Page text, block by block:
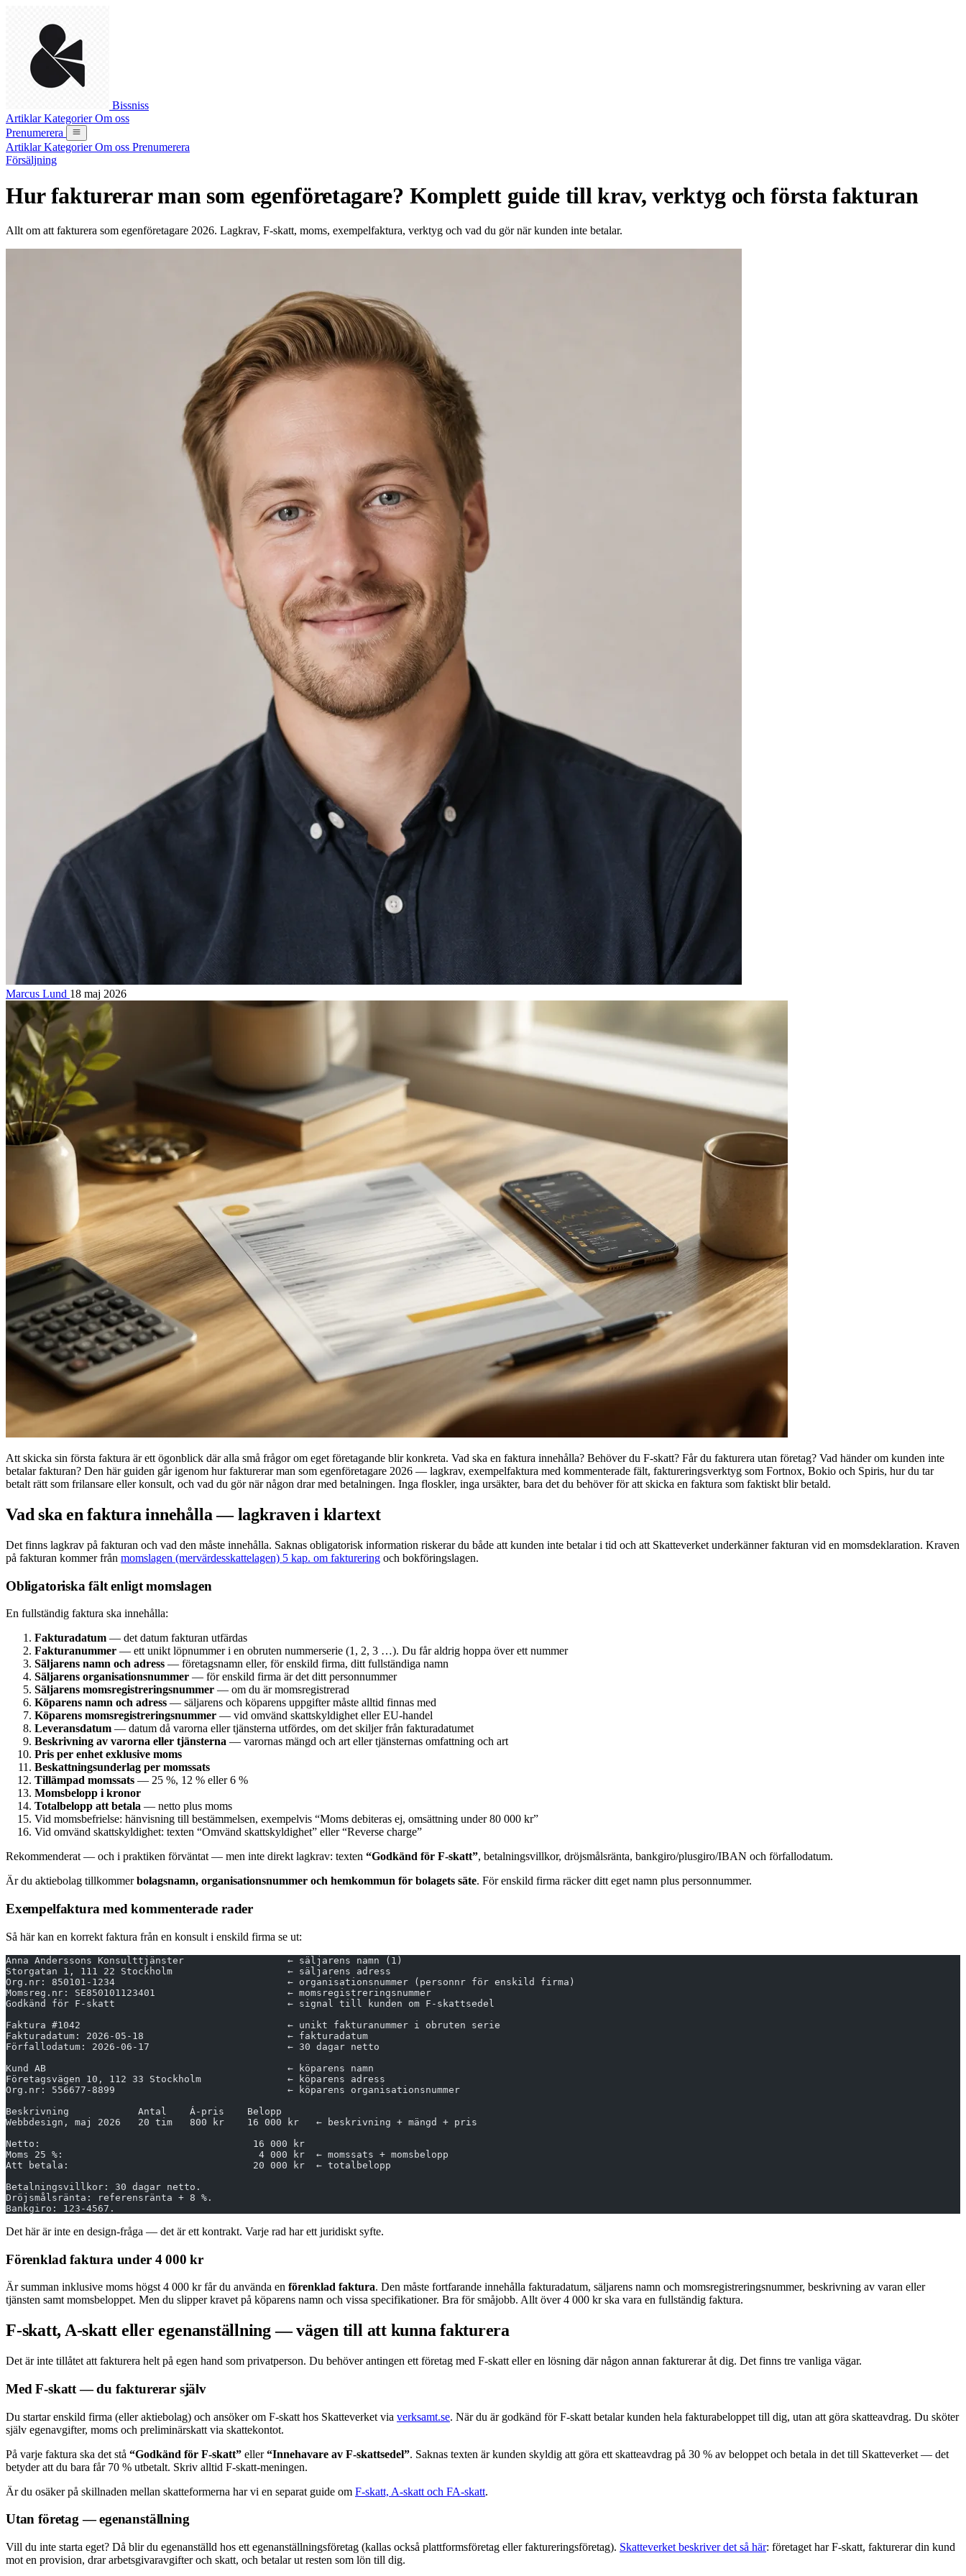
Bissniss
ArtiklarKategorierOm oss
Prenumerera
ArtiklarKategorierOm oss Prenumerera
Försäljning
Hur fakturerar man som egenföretagare? Komplett guide till krav, verktyg och första fakturan
Allt om att fakturera som egenföretagare 2026. Lagkrav, F-skatt, moms, exempelfaktura, verktyg och vad du gör när kunden inte betalar.
Marcus Lund 18 maj 2026
Att skicka sin första faktura är ett ögonblick där alla små frågor om eget företagande blir konkreta. Vad ska en faktura innehålla? Behöver du F-skatt? Får du fakturera utan företag? Vad händer om kunden inte
betalar fakturan? Den här guiden går igenom hur fakturerar man som egenföretagare 2026 — lagkrav, exempelfaktura med kommenterade fält, faktureringsverktyg som Fortnox, Bokio och Spiris, hur du tar
betalt rätt som frilansare eller konsult, och vad du gör när någon drar med betalningen. Inga floskler, inga ursäkter, bara det du behöver för att skicka en faktura som faktiskt blir betald.
Vad ska en faktura innehålla — lagkraven i klartext
Det finns lagkrav på fakturan och vad den måste innehålla. Saknas obligatorisk information riskerar du både att kunden inte betalar i tid och att Skatteverket underkänner fakturan vid en momsdeklaration. Kraven
på fakturan kommer från momslagen (mervärdesskattelagen) 5 kap. om fakturering och bokföringslagen.
Obligatoriska fält enligt momslagen
En fullständig faktura ska innehålla:
Fakturadatum — det datum fakturan utfärdas
Fakturanummer — ett unikt löpnummer i en obruten nummerserie (1, 2, 3 …). Du får aldrig hoppa över ett nummer
Säljarens namn och adress — företagsnamn eller, för enskild firma, ditt fullständiga namn
Säljarens organisationsnummer — för enskild firma är det ditt personnummer
Säljarens momsregistreringsnummer — om du är momsregistrerad
Köparens namn och adress — säljarens och köparens uppgifter måste alltid finnas med
Köparens momsregistreringsnummer — vid omvänd skattskyldighet eller EU-handel
Leveransdatum — datum då varorna eller tjänsterna utfördes, om det skiljer från fakturadatumet
Beskrivning av varorna eller tjänsterna — varornas mängd och art eller tjänsternas omfattning och art
Pris per enhet exklusive moms
Beskattningsunderlag per momssats
Tillämpad momssats — 25 %, 12 % eller 6 %
Momsbelopp i kronor
Totalbelopp att betala — netto plus moms
Vid momsbefrielse: hänvisning till bestämmelsen, exempelvis “Moms debiteras ej, omsättning under 80 000 kr”
Vid omvänd skattskyldighet: texten “Omvänd skattskyldighet” eller “Reverse charge”
Rekommenderat — och i praktiken förväntat — men inte direkt lagkrav: texten “Godkänd för F-skatt”, betalningsvillkor, dröjsmålsränta, bankgiro/plusgiro/IBAN och förfallodatum.
Är du aktiebolag tillkommerbolagsnamn, organisationsnummer och hemkommun för bolagets säte. För enskild firma räcker ditt eget namn plus personnummer.
Exempelfaktura med kommenterade rader
Så här kan en korrekt faktura från en konsult i enskild firma se ut:
Anna Anderssons Konsulttjänster                  ← säljarens namn (1)
Storgatan 1, 111 22 Stockholm                    ← säljarens adress
Org.nr: 850101-1234                              ← organisationsnummer (personnr för enskild firma)
Momsreg.nr: SE850101123401                       ← momsregistreringsnummer
Godkänd för F-skatt                              ← signal till kunden om F-skattsedel
Faktura #1042                                    ← unikt fakturanummer i obruten serie
Fakturadatum: 2026-05-18                         ← fakturadatum
Förfallodatum: 2026-06-17                        ← 30 dagar netto
Kund AB                                          ← köparens namn
Företagsvägen 10, 112 33 Stockholm               ← köparens adress
Org.nr: 556677-8899                              ← köparens organisationsnummer
Beskrivning            Antal    Á-pris    Belopp
Webbdesign, maj 2026   20 tim   800 kr    16 000 kr   ← beskrivning + mängd + pris
Netto:                                     16 000 kr
Moms 25 %:                                  4 000 kr  ← momssats + momsbelopp
Att betala:                                20 000 kr  ← totalbelopp
Betalningsvillkor: 30 dagar netto.
Dröjsmålsränta: referensränta + 8 %.
Bankgiro: 123-4567.
Det här är inte en design-fråga — det är ett kontrakt. Varje rad har ett juridiskt syfte.
Förenklad faktura under 4 000 kr
Är summan inklusive moms högst 4 000 kr får du använda en förenklad faktura. Den måste fortfarande innehålla fakturadatum, säljarens namn och momsregistreringsnummer, beskrivning av varan eller
tjänsten samt momsbeloppet. Men du slipper kravet på köparens namn och vissa specifikationer. Bra för småjobb. Allt över 4 000 kr ska vara en fullständig faktura.
F-skatt, A-skatt eller egenanställning — vägen till att kunna fakturera
Det är inte tillåtet att fakturera helt på egen hand som privatperson. Du behöver antingen ett företag med F-skatt eller en lösning där någon annan fakturerar åt dig. Det finns tre vanliga vägar.
Med F-skatt — du fakturerar själv
Du startar enskild firma (eller aktiebolag) och ansöker om F-skatt hos Skatteverket via verksamt.se. När du är godkänd för F-skatt betalar kunden hela fakturabeloppet till dig, utan att göra skatteavdrag. Du sköter
själv egenavgifter, moms och preliminärskatt via skattekontot.
På varje faktura ska det stå “Godkänd för F-skatt” eller“Innehavare av F-skattsedel”. Saknas texten är kunden skyldig att göra ett skatteavdrag på 30 % av beloppet och betala in det till Skatteverket — det
betyder att du bara får 70 % utbetalt. Skriv alltid F-skatt-meningen.
Är du osäker på skillnaden mellan skatteformerna har vi en separat guide om F-skatt, A-skatt och FA-skatt.
Utan företag — egenanställning
Vill du inte starta eget? Då blir du egenanställd hos ett egenanställningsföretag (kallas också plattformsföretag eller faktureringsföretag). Skatteverket beskriver det så här: företaget har F-skatt, fakturerar din kund
mot en provision, drar arbetsgivaravgifter och skatt, och betalar ut resten som lön till dig.